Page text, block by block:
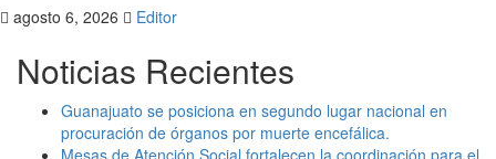
agosto 6, 2026 Editor
Noticias Recientes
Guanajuato se posiciona en segundo lugar nacional en
procuración de órganos por muerte encefálica.